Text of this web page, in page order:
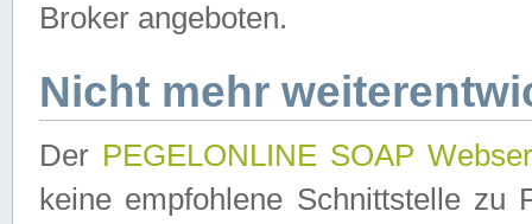
Broker angeboten.
Nicht mehr
Der PEGELONLINE SOAP
keine empfohlene Schnittstelle zu